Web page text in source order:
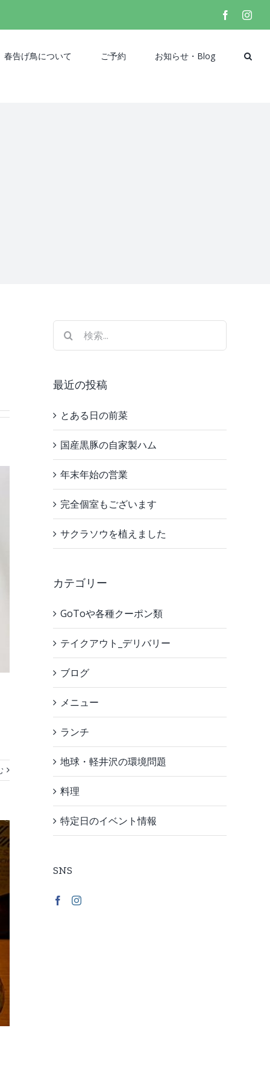
facebook
春告げ鳥について ご予約 お知らせ・Blog
最近の投稿
とある日の前菜
国産黒豚の自家製ハム
年末年始の営業
完全個室もございます
サクラソウを植えました
カテゴリー
GoToや各種クーポン類
テイクアウト_デリバリー
ブログ
メニュー
ランチ
地球・軽井沢の環境問題
料理
特定日のイベント情報
SNS